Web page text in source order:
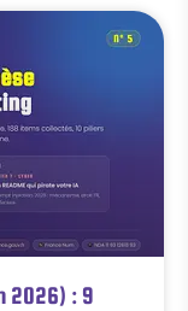
2026) : 9